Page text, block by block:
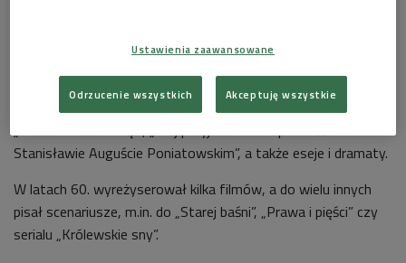
(„Mgiełka”, „Odejście Afrodyty”), wspomnienia („Nowolipie”,
„Twarz pokerzysty”)i biograficzne („Ja, Michał z Montaigne”,
„Błazen – wielki mąż”, „Mój przyjaciel król. Opowieść o
Stanisławie Auguście Poniatowskim”, a także eseje i dramaty.
W latach 60. wyreżyserował kilka filmów, a do wielu innych
pisał scenariusze, m.in. do „Starej baśni”, „Prawa i pięści” czy
serialu „Królewskie sny”.
Ustawienia zaawansowane
Odrzucenie wszystkich Akceptuję wszystkie